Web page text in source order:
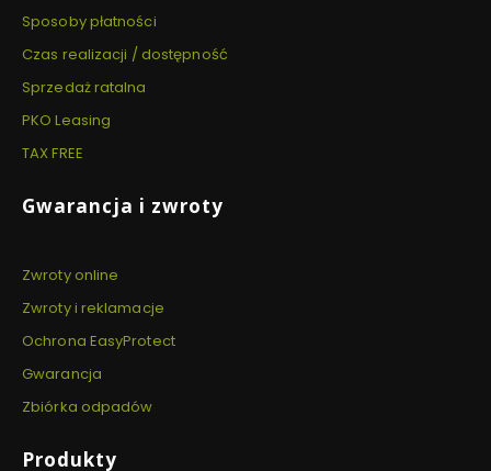
Sposoby płatności
Czas realizacji / dostępność
Sprzedaż ratalna
PKO Leasing
TAX FREE
Gwarancja i zwroty
Zwroty online
Zwroty i reklamacje
Ochrona EasyProtect
Gwarancja
Zbiórka odpadów
Produkty